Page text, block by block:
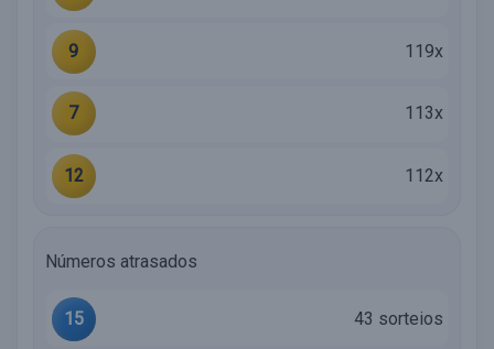
9 119x
7 113x
12 112x
Números atrasados
15 43 sorteios